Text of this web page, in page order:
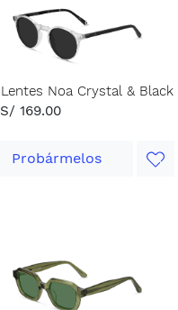
Lentes Noa Crystal & Black
S/ 169.00
Probármelos